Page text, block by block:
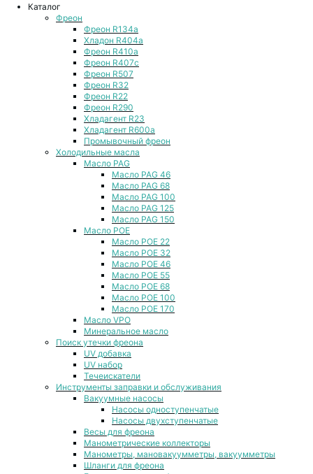
Каталог
Фреон
Фреон R134a
Хладон R404a
Фреон R410a
Фреон R407с
Фреон R507
Фреон R32
Фреон R22
Фреон R290
Хладагент R23
Хладагент R600a
Промывочный фреон
Холодильные масла
Масло PAG
Масло PAG 46
Масло PAG 68
Масло PAG 100
Масло PAG 125
Масло PAG 150
Масло POE
Масло POE 22
Масло POE 32
Масло POE 46
Масло POE 55
Масло POE 68
Масло POE 100
Масло POE 170
Масло VPO
Минеральное масло
Поиск утечки фреона
UV добавка
UV набор
Течеискатели
Инструменты заправки и обслуживания
Вакуумные насосы
Насосы одноступенчатые
Насосы двухступенчатые
Весы для фреона
Манометрические коллекторы
Манометры, мановакуумметры, вакуумметры
Шланги для фреона